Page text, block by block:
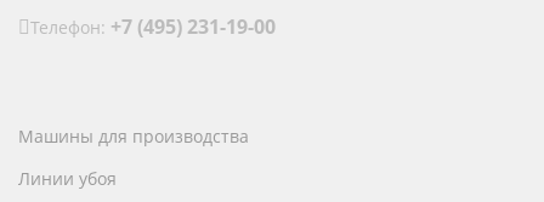
Телефон: +7 (495) 231-19-00
Машины для производства
Линии убоя